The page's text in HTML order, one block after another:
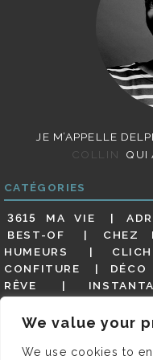
We value your
We use cookies to
JE M’APPELLE
COLLIN
QUI
CATÉGORIES
3615 MA VIE
BEST-OF
CHEZ
HUMEURS
CONFITURE
DÉCO
RÊVE
MES ADRESSES
GUIDE
PARIS EN